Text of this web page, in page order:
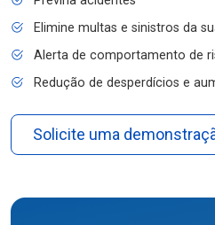
Elimine multas e sinistros da
Alerta de comportamento de
Redução de desperdícios e
Solicite uma